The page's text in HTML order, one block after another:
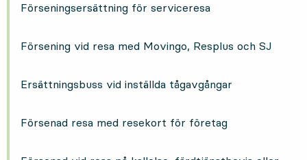
Förseningsersättning för serviceresa
Försening vid resa med Movingo, Resplus och SJ
Ersättningsbuss vid inställda tågavgångar
Försenad resa med resekort för företag